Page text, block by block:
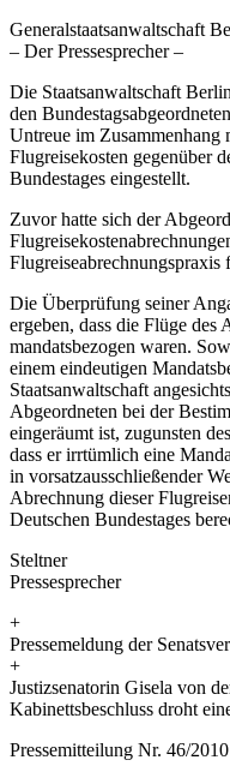
Generalstaatsanwaltschaft
– Der Pressesprecher –
Die Staatsanwaltschaft
den
Untreue im Zusammenhang
Flugreisekosten gegenüber
Bundestages eingestellt.
Zuvor hatte sich der
Flugreiseabrechnungspraxis
Die Überprüfung seiner
ergeben, dass die Flüge des
mandatsbezogen waren.
einem eindeutigen
Staatsanwaltschaft
Abgeordneten bei der
eingeräumt ist, zugunsten
dass er irrtümlich eine
in vorsatzausschließender
Abrechnung dieser
Deutschen Bundestages
Steltner
Pressesprecher
+
Pressemeldung der
+
Justizsenatorin Gisela von
Kabinettsbeschluss droht
Pressemitteilung Nr. 46/